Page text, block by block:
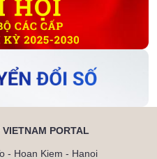
PORTAL
- Hoan Kiem - Hanoi